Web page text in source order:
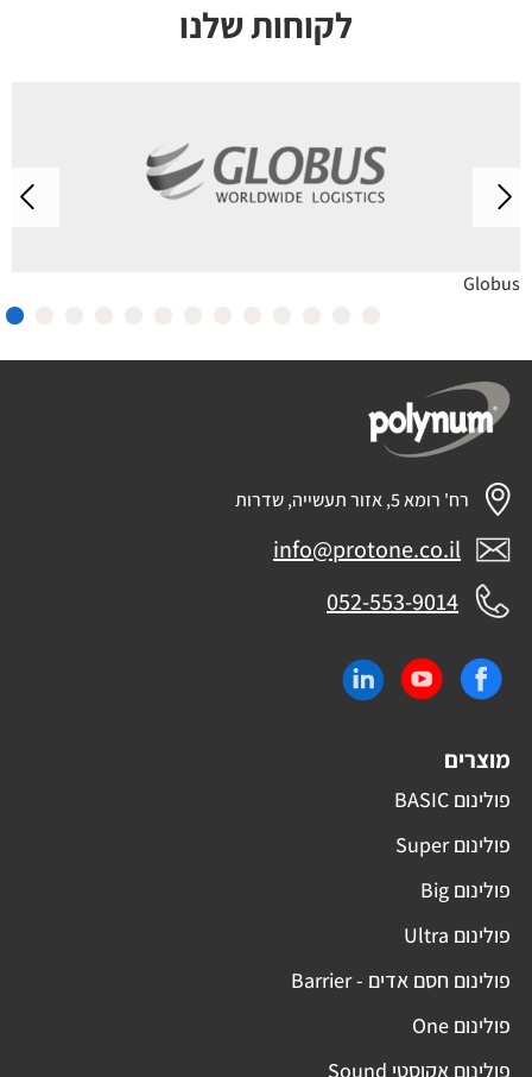
לקוחות שלנו
Globus
רח' רומא 5, אזור תעשייה, שדרות
info@protone.co.il
052-553-9014
מוצרים
פולינום BASIC
פולינום Super
פולינום Big
פולינום Ultra
פולינום חסם אדים - Barrier
פולינום One
פולינום אקוסטי Sound